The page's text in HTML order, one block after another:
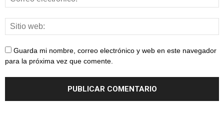
Guarda mi nombre, correo electrónico y web en este navegador
para la próxima vez que comente.